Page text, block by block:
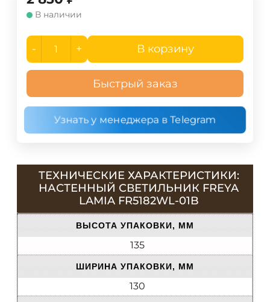
В наличии
- + В корзину
Быстрый заказ
Узнать у менеджера в Telegram
ТЕХНИЧЕСКИЕ ХАРАКТЕРИСТИКИ:
НАСТЕННЫЙ СВЕТИЛЬНИК FREYA
LAMIA FR5182WL-01B
ВЫСОТА УПАКОВКИ, ММ
135
ШИРИНА УПАКОВКИ, ММ
130